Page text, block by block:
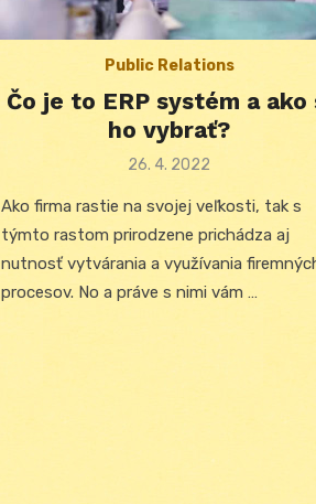
Public Relations
Čo je to ERP systém a ako
ho vybrať?
Posted
26. 4. 2022
Ako firma rastie na svojej veľkosti, tak s
týmto rastom prirodzene prichádza aj
nutnosť vytvárania a využívania
procesov. No a práve s nimi vám …